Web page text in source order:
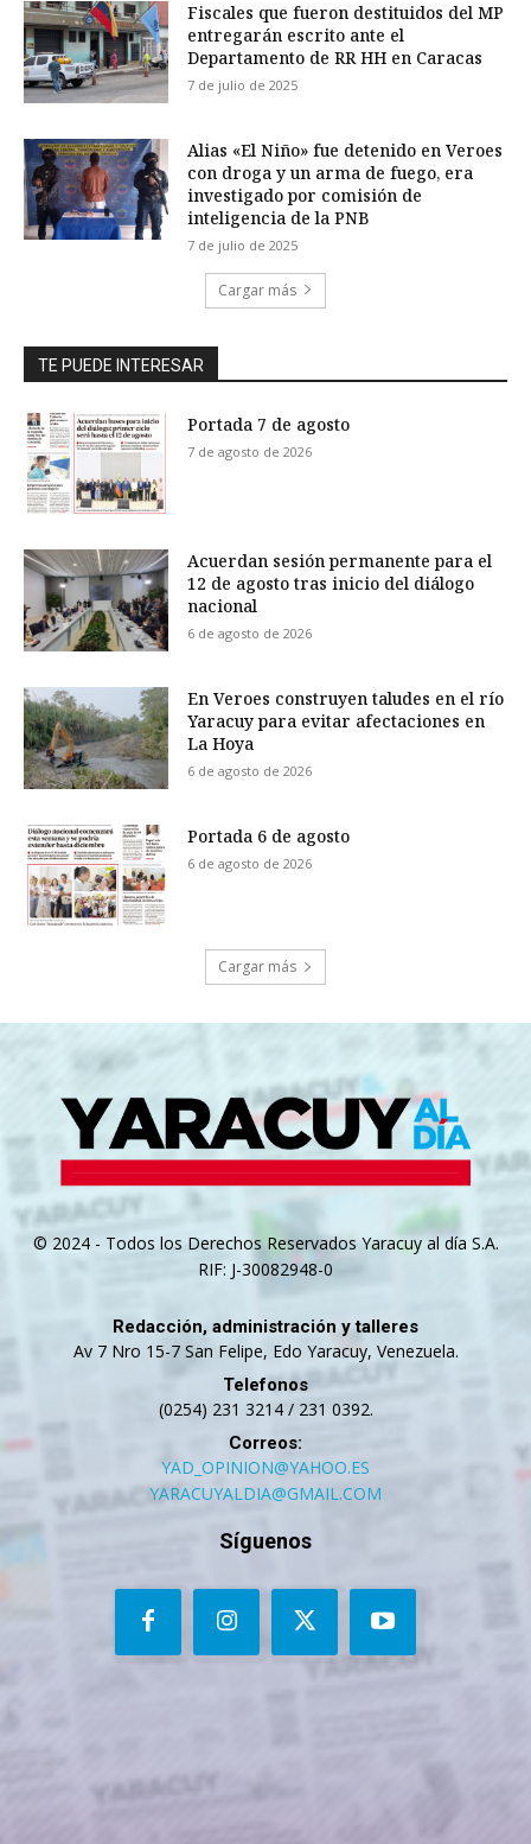
Fiscales que fueron destituidos del MP
entregarán escrito ante el
Departamento de RR HH en Caracas
7 de julio de 2025
Alias «El Niño» fue detenido en Veroes
con droga y un arma de fuego, era
investigado por comisión de
inteligencia de la PNB
7 de julio de 2025
Cargar más
TE PUEDE INTERESAR
Portada 7 de agosto
7 de agosto de 2026
Acuerdan sesión permanente para el
12 de agosto tras inicio del diálogo
nacional
6 de agosto de 2026
En Veroes construyen taludes en el río
Yaracuy para evitar afectaciones en
La Hoya
6 de agosto de 2026
Portada 6 de agosto
6 de agosto de 2026
Cargar más
© 2024 - Todos los Derechos Reservados Yaracuy al día S.A.
RIF: J-30082948-0
Redacción, administración y talleres
Av 7 Nro 15-7 San Felipe, Edo Yaracuy, Venezuela.
Telefonos
(0254) 231 3214 / 231 0392.
Correos:
YAD_OPINION@YAHOO.ES
YARACUYALDIA@GMAIL.COM
Síguenos